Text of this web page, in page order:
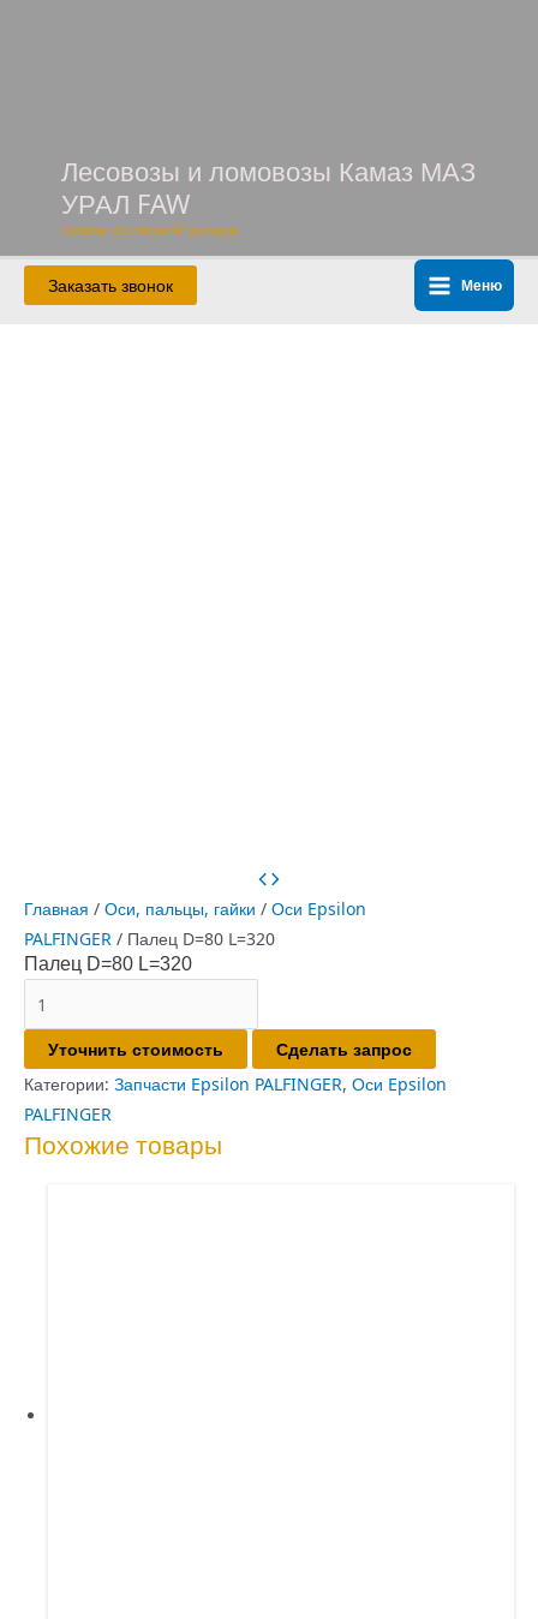
Лесовозы и ломовозы Камаз МАЗ
УРАЛ FAW
Лизинг со скидкой дилера
Заказать звонок
Main
Меню
Главная / Оси, пальцы, гайки / Оси Epsilon
PALFINGER / Палец D=80 L=320
Палец D=80 L=320
товара
Палец
D=80
L=320
Уточнить стоимость
Сделать запрос
Категории: Запчасти Epsilon PALFINGER, Оси Epsilon
PALFINGER
Похожие товары